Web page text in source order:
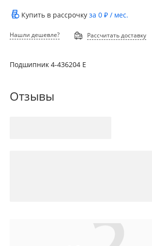
Купить в рассрочку за 0 ₽ / мес.
Нашли дешевле? Рассчитать доставку
Подшипник 4-436204 Е
Отзывы